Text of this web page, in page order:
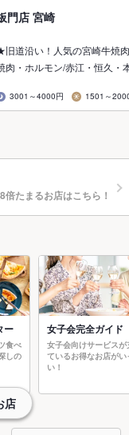
門店 宮崎
旧道沿い！人気の宮崎牛焼
肉・ホルモン/赤江・恒久・
3001～4000円 1501～
たまるお店はこちら！
ー
食べ
しの
女子会完全ガイド
女子会向けサービスが
ているお得なお店がい
い！
店